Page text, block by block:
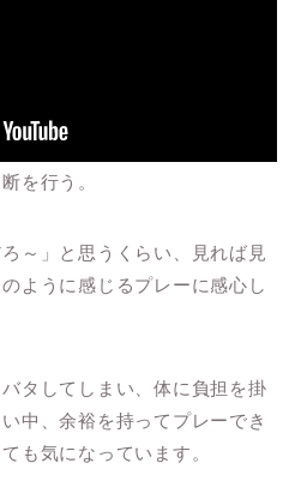
を行う。
～」と思うくらい、見れば見
ように感じるプレーに感心し
タしてしまい、体に負担を掛
中、余裕を持ってプレーでき
も気になっています。